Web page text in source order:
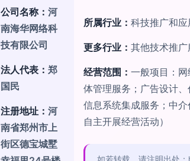
公司名称： 河
南海华网络科
技有限公司
法人代表： 郑
国民
注册地址： 河
南省郑州市上
街区德宝城墅
所属行业： 科技推广和应
更多行业： 其他技术推
经营范围： 一般项目：
体管理服务；广告设计
信息系统集成服务；中
自主开展经营活动）